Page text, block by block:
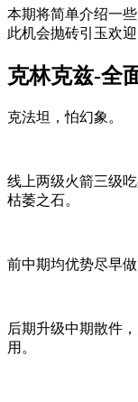
本期将简单介绍一
此机会抛砖引玉欢
克林克兹-全
克法坦，怕幻象。
线上两级火箭三级
枯萎之石。
前中期均优势尽早
后期升级中期散件
用。